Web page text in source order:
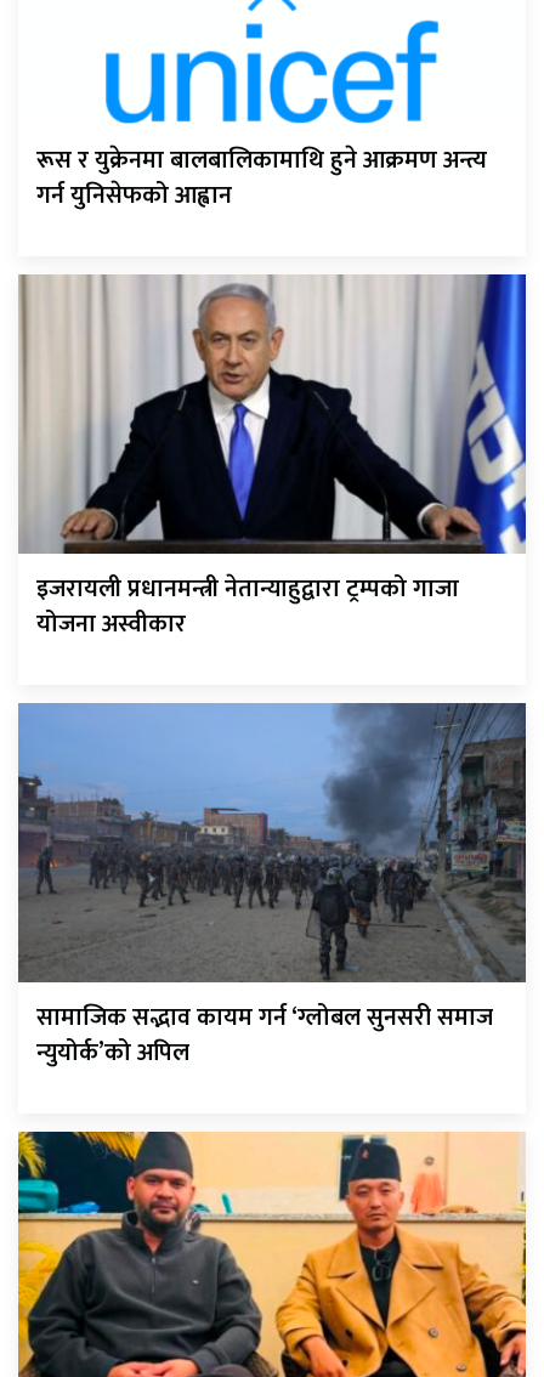
रूस र युक्रेनमा बालबालिकामाथि हुने आक्रमण अन्त्य
गर्न युनिसेफको आह्वान
इजरायली प्रधानमन्त्री नेतान्याहुद्वारा ट्रम्पको गाजा
योजना अस्वीकार
सामाजिक सद्भाव कायम गर्न ‘ग्लोबल सुनसरी समाज
न्युयोर्क’को अपिल